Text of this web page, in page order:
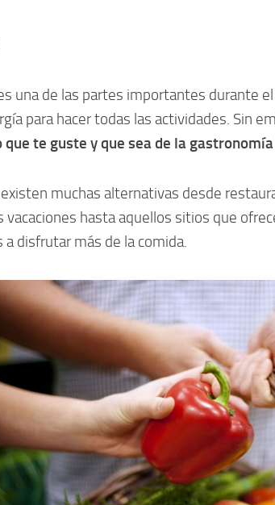
una de las partes importantes durante
para hacer todas las actividades. Sin
que te guste y que sea de la
existen muchas alternativas desde
vacaciones hasta aquellos sitios que
a disfrutar más de la comida.